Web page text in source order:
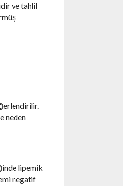
ve tahlil
neden
lipemik
negatif